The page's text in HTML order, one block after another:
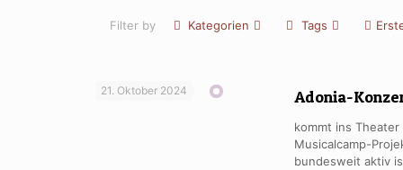
Filter by Kategorien Tags
21. Oktober 2024 Adonia-
kommt ins
Musicalcamp-
bundesweit aktiv